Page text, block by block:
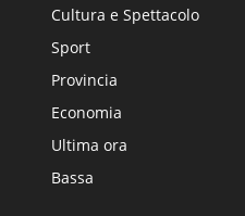
Cultura e Spettacolo
Sport
Provincia
Economia
Ultima ora
Bassa